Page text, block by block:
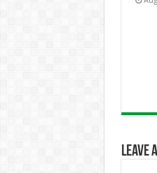
Leave